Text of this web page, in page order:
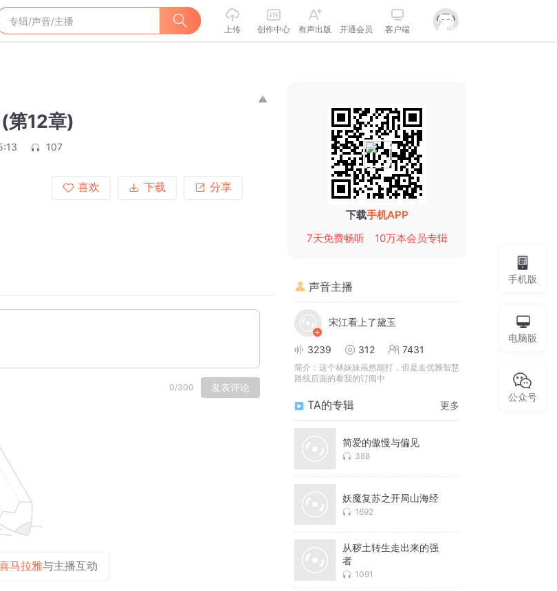
上传 创作中心 有声出版 开通会员 客户端
第12章)
107
喜欢
下载 分享
0/300 发表评论
马拉雅与主播互动
下载手机APP
7天免费畅听
10万本会员专辑
声音主播
宋江看上了黛玉
3239 312 7431
简介： 这个林妹妹虽然能打，但是走优雅智慧
路线后面的看我的订阅中
TA的专辑 更多
简爱的傲慢与偏见
388
妖魔复苏之开局山海经
1692
从秽土转生走出来的强
者
1091
手机版
电脑版
公众号